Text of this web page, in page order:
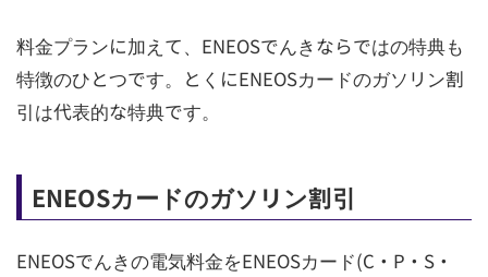
料金プランに加えて、ENEOSでんきならではの特典も
特徴のひとつです。とくにENEOSカードのガソリン割
引は代表的な特典です。
ENEOSカードのガソリン割引
ENEOSでんきの電気料金をENEOSカード(C・P・S・